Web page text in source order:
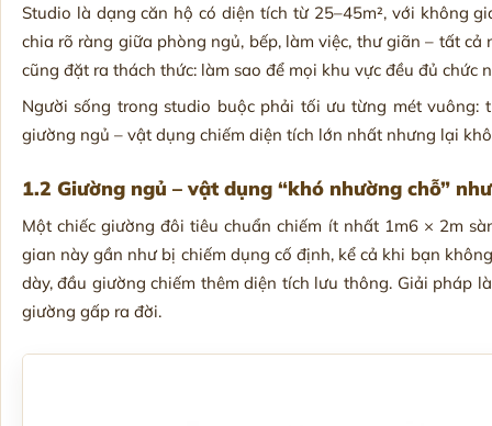
Studio là dạng căn hộ có diện tích từ 25–45m², với không
chia rõ ràng giữa phòng ngủ, bếp, làm việc, thư giãn – tất
cũng đặt ra thách thức: làm sao để mọi khu vực đều đủ
Người sống trong studio buộc phải tối ưu từng mét
giường ngủ – vật dụng chiếm diện tích lớn nhất nhưng lại
1.2 Giường ngủ – vật dụng “khó nhường chỗ”
Một chiếc giường đôi tiêu chuẩn chiếm ít nhất 1m6 × 2m
gian này gần như bị chiếm dụng cố định, kể cả khi bạn
dày, đầu giường chiếm thêm diện tích lưu thông. Giải pháp
giường gấp ra đời.